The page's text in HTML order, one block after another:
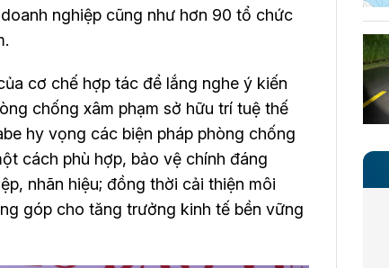
nghiệp cũng như hơn 90 tổ chức
cơ chế hợp tác để lắng nghe ý kiến
chống xâm phạm sở hữu trí tuệ thế
hy vọng các biện pháp phòng chống
cách phù hợp, bảo vệ chính đáng
nhãn hiệu; đồng thời cải thiện môi
góp cho tăng trưởng kinh tế bền vững